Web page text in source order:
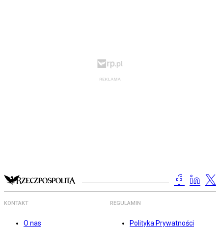
KONTAKT
O nas
REGULAMIN
Polityka Prywatności